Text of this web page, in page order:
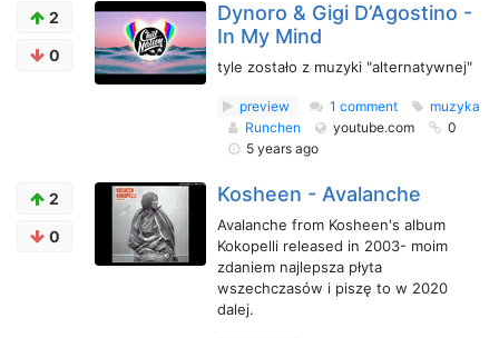
2
0
Dynoro & Gigi D’Agostino -
In My Mind
tyle zostało z muzyki "alternatywnej"
preview 1 comment
muzyka
Runchen
youtube.com
0
5 years ago
2
0
Kosheen - Avalanche
Avalanche from Kosheen's album
Kokopelli released in 2003- moim
zdaniem najlepsza płyta
wszechczasów i piszę to w 2020
dalej.